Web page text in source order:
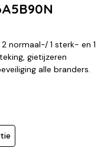
normaal-/ 1 sterk- en 1
gietijzeren
alle branders.